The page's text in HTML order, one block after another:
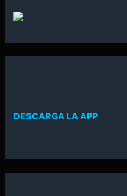
DESCARGA LA APP